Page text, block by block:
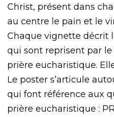
Christ, présent dans
au centre le pain et le
Chaque vignette décrit
qui sont reprisent par
prière eucharistique.
Le poster s’articule
qui font référence aux
prière eucharistique :